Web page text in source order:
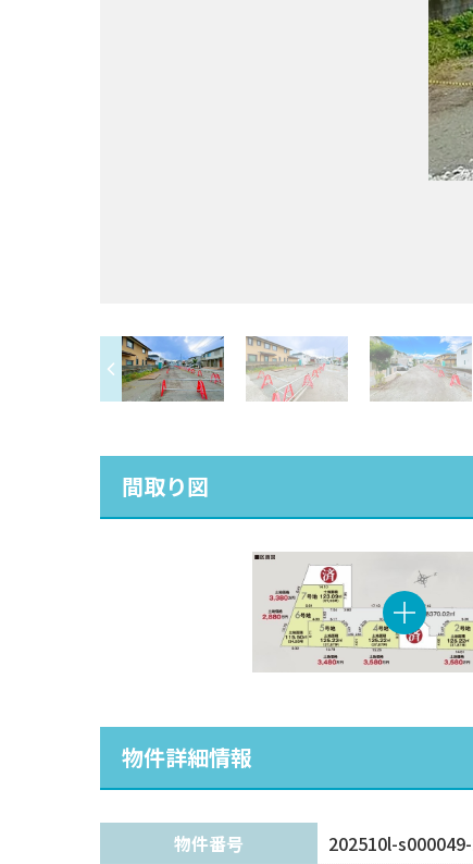
間取り図
物件詳細情報
物件番号 202510l-